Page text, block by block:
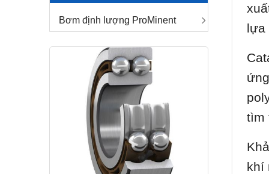
Bơm định lượng ProMinent
lựa
tìm
khí